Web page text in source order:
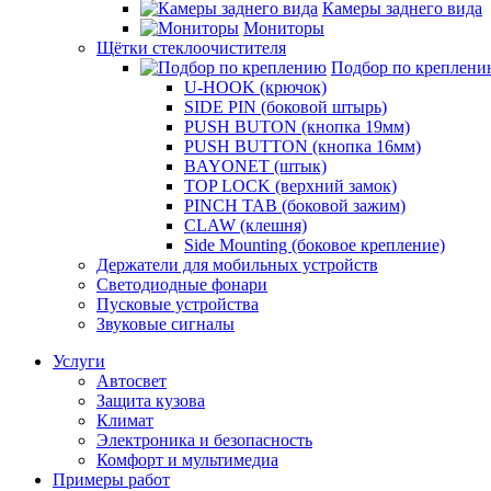
Камеры заднего вида
Мониторы
Щётки стеклоочистителя
Подбор по
U-HOOK (крючок)
SIDE PIN (боковой штырь)
PUSH BUTON (кнопка 19мм)
PUSH BUTTON (кнопка 16мм)
BAYONET (штык)
TOP LOCK (верхний замок)
PINCH TAB (боковой зажим)
CLAW (клешня)
Side Mounting (боковое крепление)
Держатели для мобильных устройств
Светодиодные фонари
Пусковые устройства
Звуковые сигналы
Услуги
Автосвет
Защита кузова
Климат
Электроника и безопасность
Комфорт и мультимедиа
Примеры работ